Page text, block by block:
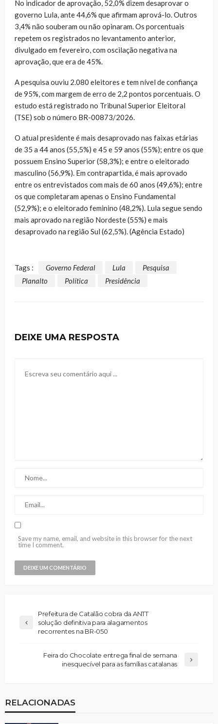
No indicador de aprovação, 52,0% dizem desaprovar o
governo Lula, ante 44,6% que afirmam aprová-lo. Outros
3,4% não souberam ou não opinaram. Os porcentuais
repetem os registrados no levantamento anterior,
divulgado em fevereiro, com oscilação negativa na
aprovação, que era de 45%.
A pesquisa ouviu 2.080 eleitores e tem nível de confiança
de 95%, com margem de erro de 2,2 pontos porcentuais. O
estudo está registrado no Tribunal Superior Eleitoral
(TSE) sob o número BR-00873/2026.
O atual presidente é mais desaprovado nas faixas etárias
de 35 a 44 anos (55,5%) e 45 e 59 anos (55%); entre os que
possuem Ensino Superior (58,3%); e entre o eleitorado
masculino (56,9%). Em contrapartida, é mais aprovado
entre os entrevistados com mais de 60 anos (49,6%); entre
os que completaram apenas o Ensino Fundamental
(52,9%); e o eleitorado feminino (48,2%). Lula segue sendo
mais aprovado na região Nordeste (55%) e mais
desaprovado na região Sul (62,5%). (Agência Estado)
Tags : Governo Federal Lula
Pesquisa
Planalto
Política Presidência
DEIXE UMA RESPOSTA
Save my name, email, and website in this browser for the next
time I comment.
Prefeitura de Catalão cobra da ANTT
solução definitiva para alagamentos
recorrentes na BR-050
Feira do Chocolate entrega final de semana
inesquecível para as famílias catalanas
RELACIONADAS